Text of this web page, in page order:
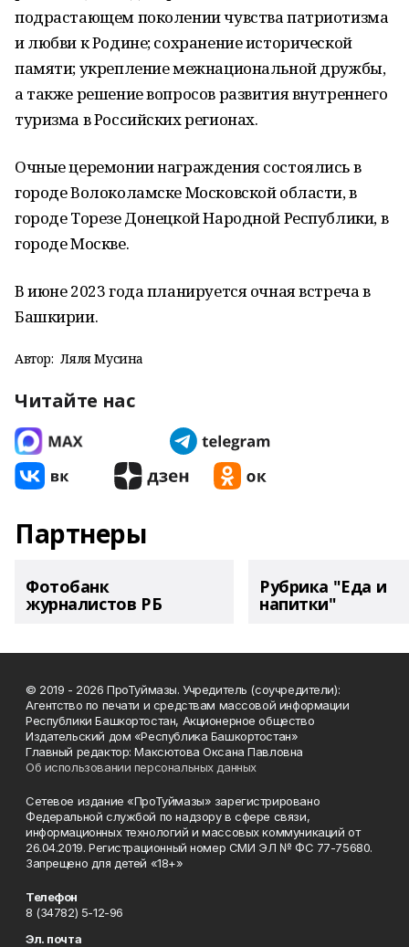
подрастающем поколении чувства патриотизма
и любви к Родине; сохранение исторической
памяти; укрепление межнациональной дружбы,
а также решение вопросов развития внутреннего
туризма в Российских регионах.
Очные церемонии награждения состоялись в
городе Волоколамске Московской области, в
городе Торезе Донецкой Народной Республики, в
городе Москве.
В июне 2023 года планируется очная встреча в
Башкирии.
Автор: Ляля Мусина
Читайте нас
Партнеры
Фотобанк
журналистов РБ
Рубрика "Еда и
напитки"
© 2019 - 2026 ПроТуймазы. Учредитель (соучредители):
Агентство по печати и средствам массовой информации
Республики Башкортостан, Акционерное общество
Издательский дом «Республика Башкортостан»
Главный редактор: Максютова Оксана Павловна
Об использовании персональных данных
Сетевое издание «ПроТуймазы» зарегистрировано
Федеральной службой по надзору в сфере связи,
информационных технологий и массовых коммуникаций от
26.04.2019. Регистрационный номер СМИ ЭЛ № ФС 77-75680.
Запрещено для детей «18+»
Телефон
8 (34782) 5-12-96
Эл. почта